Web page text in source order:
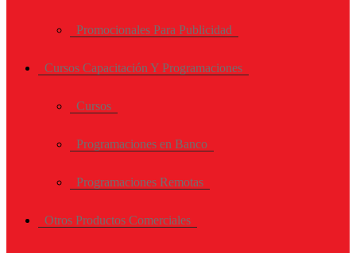
Promocionales Para Publicidad
Cursos Capacitación Y Programaciones
Cursos
Programaciones en Banco
Programaciones Remotas
Otros Productos Comerciales